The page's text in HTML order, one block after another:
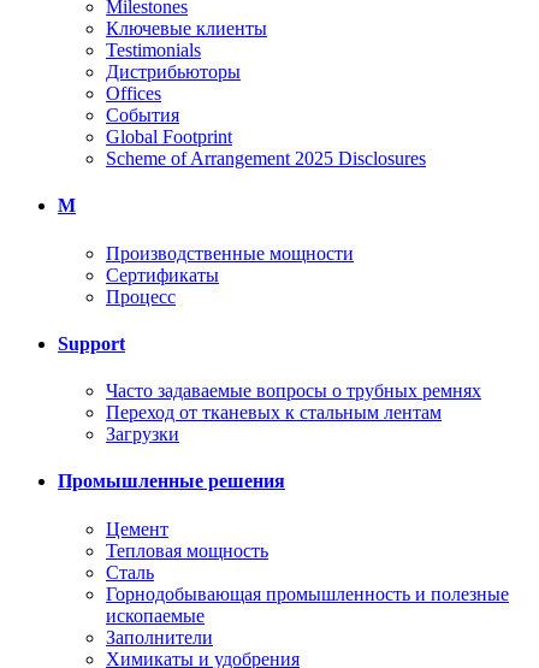
Milestones
Ключевые клиенты
Testimonials
Дистрибьюторы
Offices
События
Global Footprint
Scheme of Arrangement 2025 Disclosures
M
Производственные мощности
Сертификаты
Процесс
Support
Часто задаваемые вопросы о трубных ремнях
Переход от тканевых к стальным лентам
Загрузки
Промышленные решения
Цемент
Тепловая мощность
Сталь
Горнодобывающая промышленность и полезные
ископаемые
Заполнители
Химикаты и удобрения